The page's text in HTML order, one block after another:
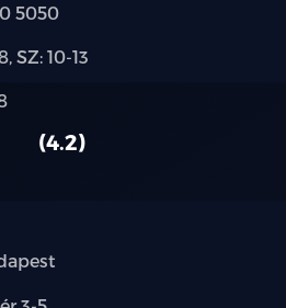
védelemmel ellátott, hő- és
hatsó oldalablakok és
bőr kormányborítás,
5050
SZ: 10-13
4.2